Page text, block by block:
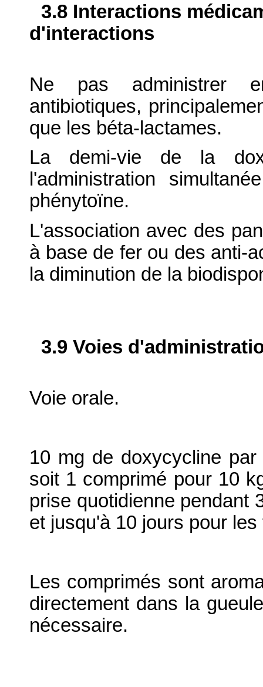
3.8 Interactions
d'interactions
Ne pas administrer
antibiotiques,
que les béta-lactames.
La demi-vie de la
l'administration
phénytoïne.
L'association avec des
à base de fer ou des anti-
la diminution de la
3.9 Voies
Voie orale.
10 mg de doxycycline
soit 1 comprimé pour 10
prise quotidienne pendant
et jusqu'à 10 jours pour
Les comprimés sont
directement dans la
nécessaire.